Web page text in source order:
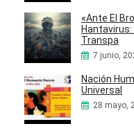
«Ante El
Hantavirus:
Transpa
7 junio,
Nación
Universal
28 mayo,